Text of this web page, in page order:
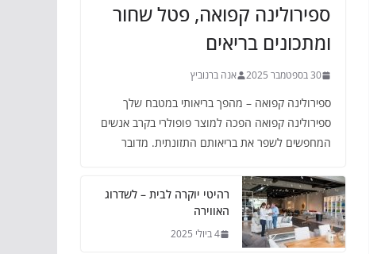
ספירולינה קפואה, פטל שחור
ומתכונים בריאים
30 בספטמבר 2025 אנה ברנוביץ
ספירולינה קפואה – מהפך בריאותי במטבח שלך
ספירולינה קפואה הפכה למוצר פופולרי בקרב אנשים
המחפשים לשפר את בריאותם התזונתית. מדובר
רהיטי יוקרה לבית – לשדרוג
האווירה
4 ביולי 2025